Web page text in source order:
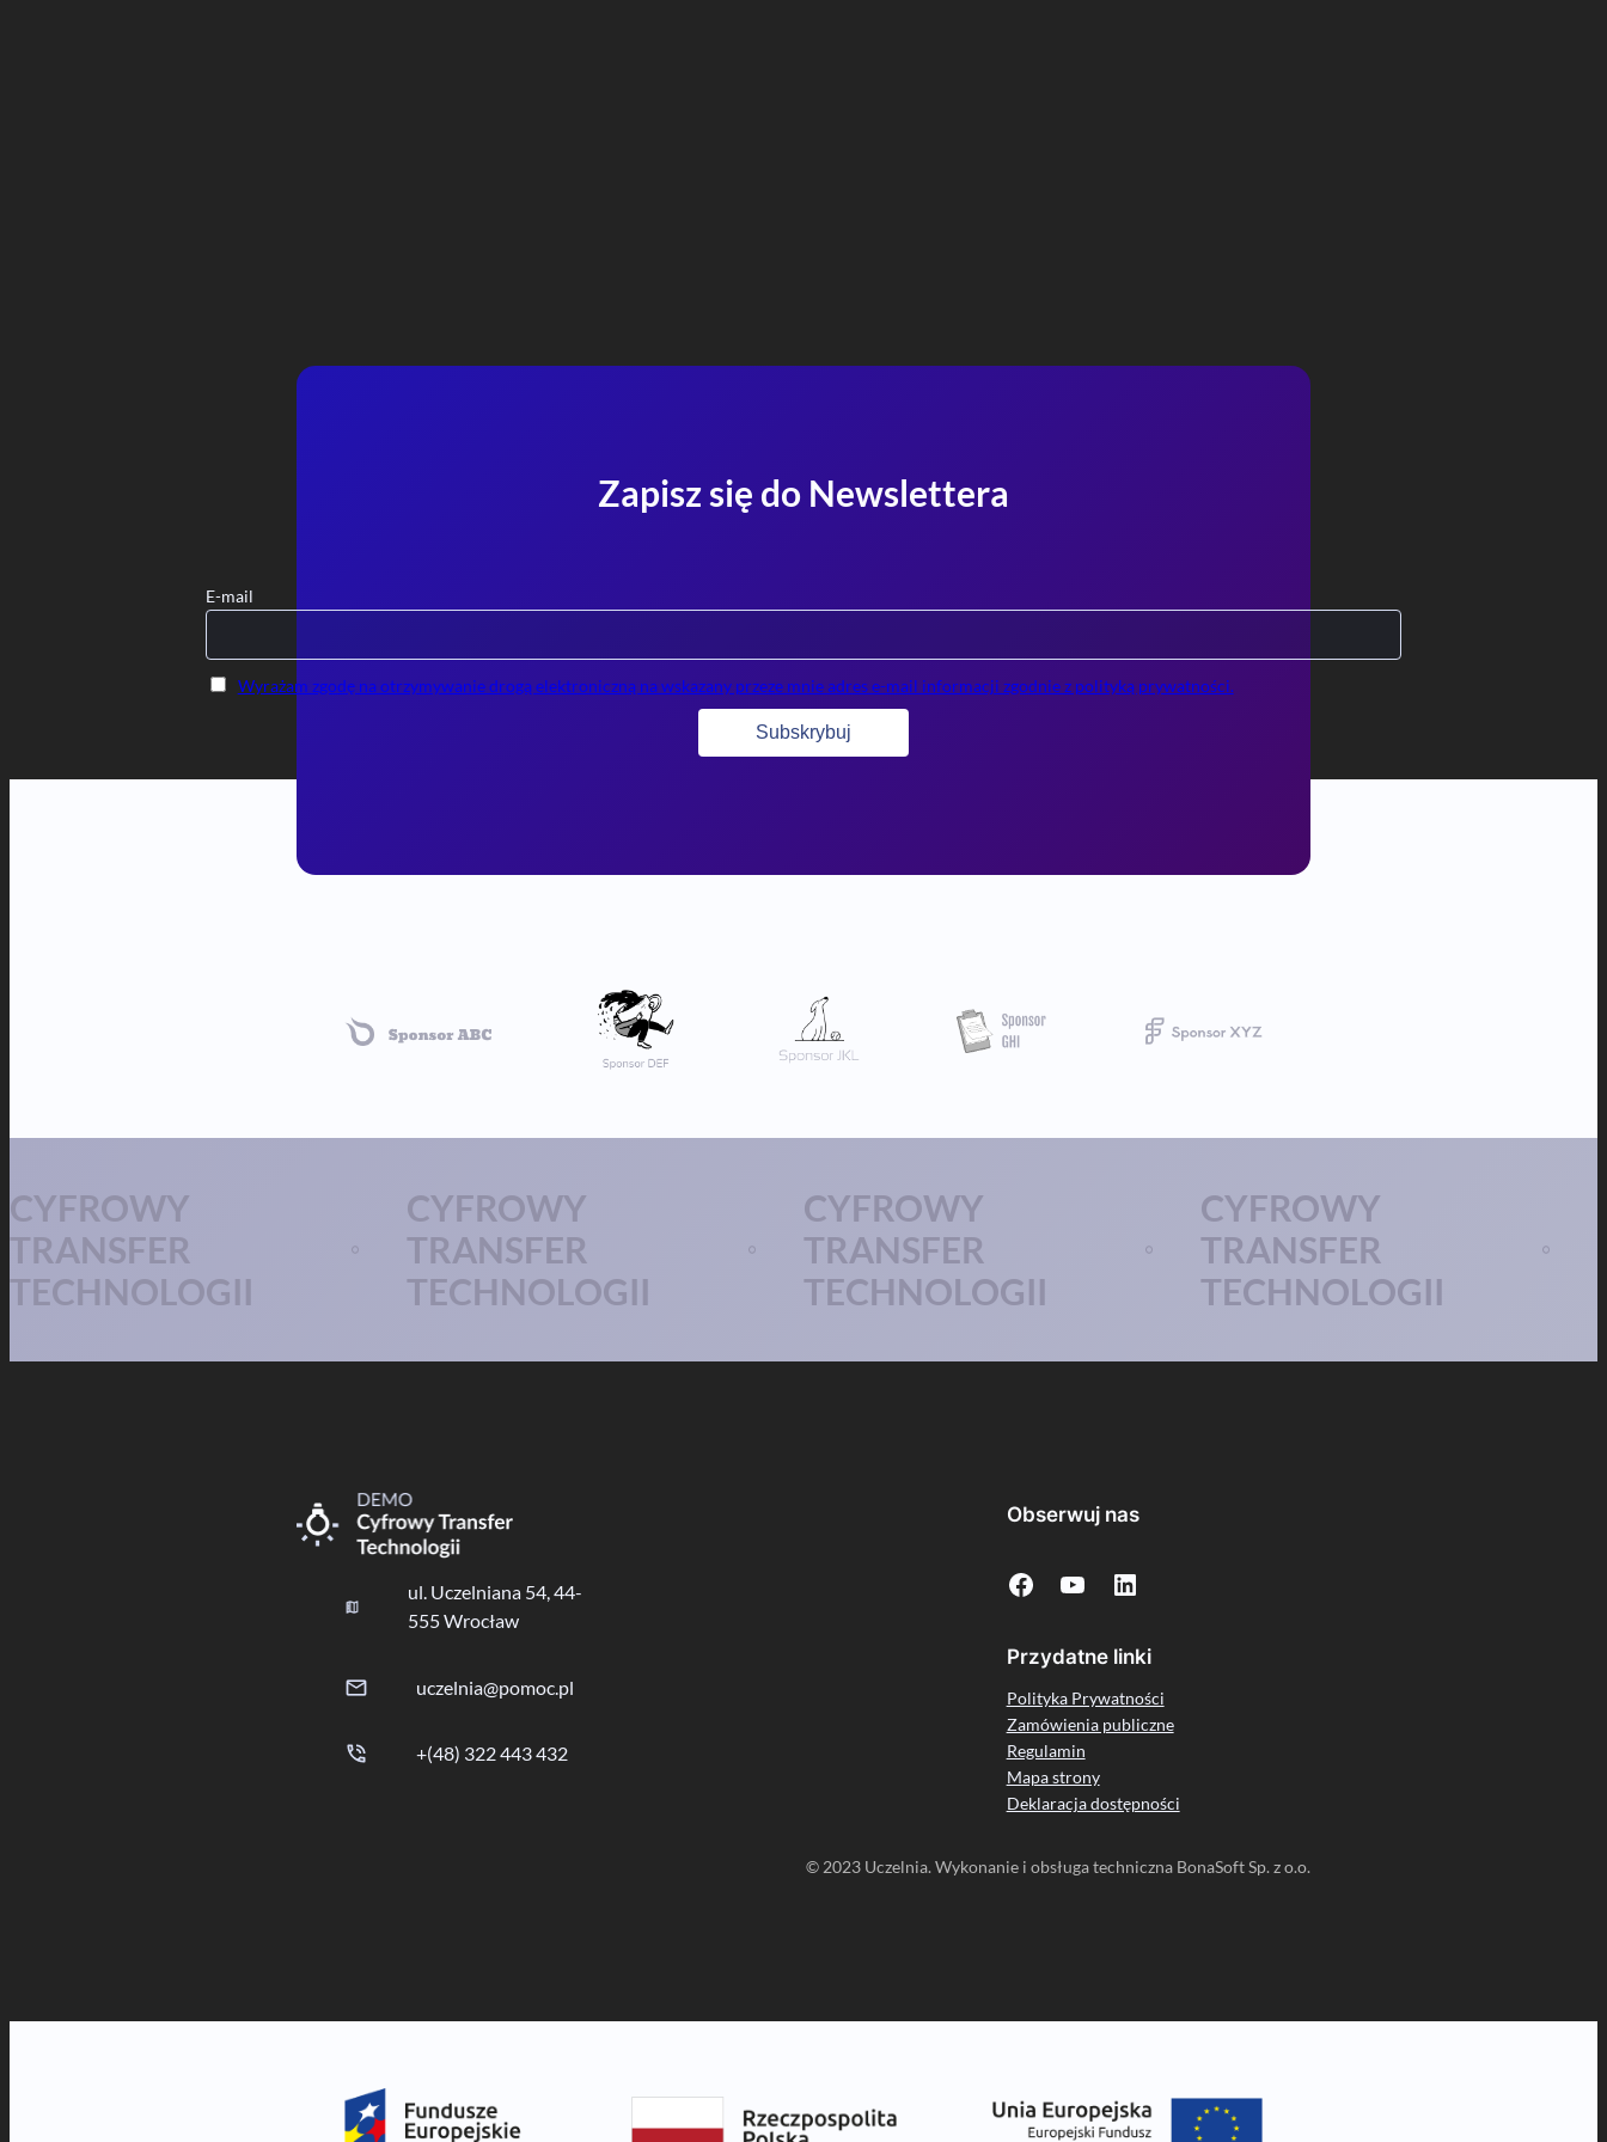
Zapisz się do Newslettera
E-mail
Wyrażam zgodę na otrzymywanie drogą elektroniczną na wskazany przeze mnie adres e-mail informacji zgodnie z polityką prywatności.
CYFROWY
TRANSFER
TECHNOLOGII
CYFROWY
TRANSFER
TECHNOLOGII
CYFROWY
TRANSFER
TECHNOLOGII
CYFROWY
TRANSFER
TECHNOLOGII
ul. Uczelniana 54, 44-
555 Wrocław
uczelnia@pomoc.pl
+(48) 322 443 432
Obserwuj nas
Facebook YouTube LinkedIn
Przydatne linki
Polityka Prywatności
Zamówienia publiczne
Regulamin
Mapa strony
Deklaracja dostępności
© 2023 Uczelnia. Wykonanie i obsługa techniczna BonaSoft Sp. z o.o.